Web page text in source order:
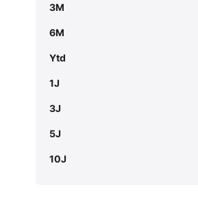
3M
6M
Ytd
1J
3J
5J
10J